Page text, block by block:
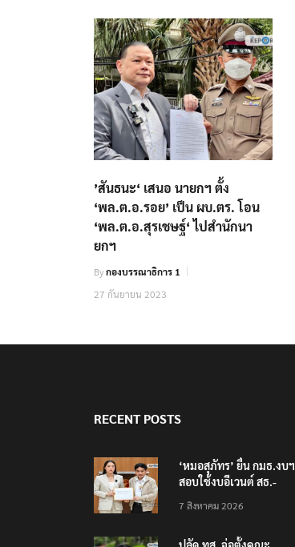
’สันธนะ‘ เสนอ นายกฯ ตั้ง
‘พล.ต.อ.รอย’ เป็น ผบ.ตร. โอน
‘พล.ต.อ.สุรเชษฐ์‘ ไปสำนักนา
ยกฯ
Byกองบรรณาธิการ 1
27 กันยายน 2023
RECENT POSTS
‘หมอสุภัทร’ ยื่น กมธ.งบฯ
สอบใช้งบอีเวนต์ สธ.-
ล้าน
7 สิงหาคม 2026